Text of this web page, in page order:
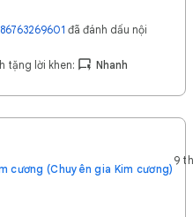
đã đánh dấu nội
tặng lời khen: Nhanh
cương (Chuyên gia Kim cương)
9